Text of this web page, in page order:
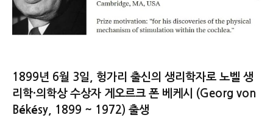
1899년 6월 3일, 헝가리 출신의 생리학자로 노벨 생
리학·의학상 수상자 게오르크 폰 베케시 (Georg von
Békésy, 1899 ~ 1972) 출생